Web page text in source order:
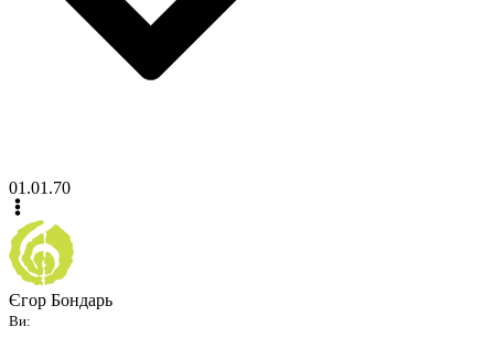
01.01.70
Єгор Бондарь
Ви: